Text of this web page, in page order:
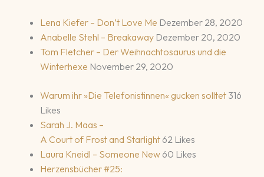
Lena Kiefer – Don’t Love Me Dezember 28, 2020
Anabelle Stehl – Breakaway Dezember 20, 2020
Tom Fletcher – Der Weihnachtosaurus und die
Winterhexe November 29, 2020
Warum ihr »Die Telefonistinnen« gucken solltet 316
Likes
Sarah J. Maas –
A Court of Frost and Starlight 62 Likes
Laura Kneidl – Someone New 60 Likes
Herzensbücher #25: